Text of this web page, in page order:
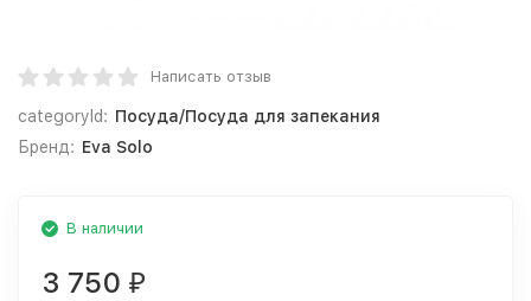
Написать отзыв
categoryId: Посуда/Посуда для запекания
Бренд: Eva Solo
В наличии
3 750 ₽